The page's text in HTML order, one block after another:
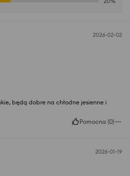
2026-02-02
będą dobre na chłodne jesienne i
Pomocna (0)
2026-01-19